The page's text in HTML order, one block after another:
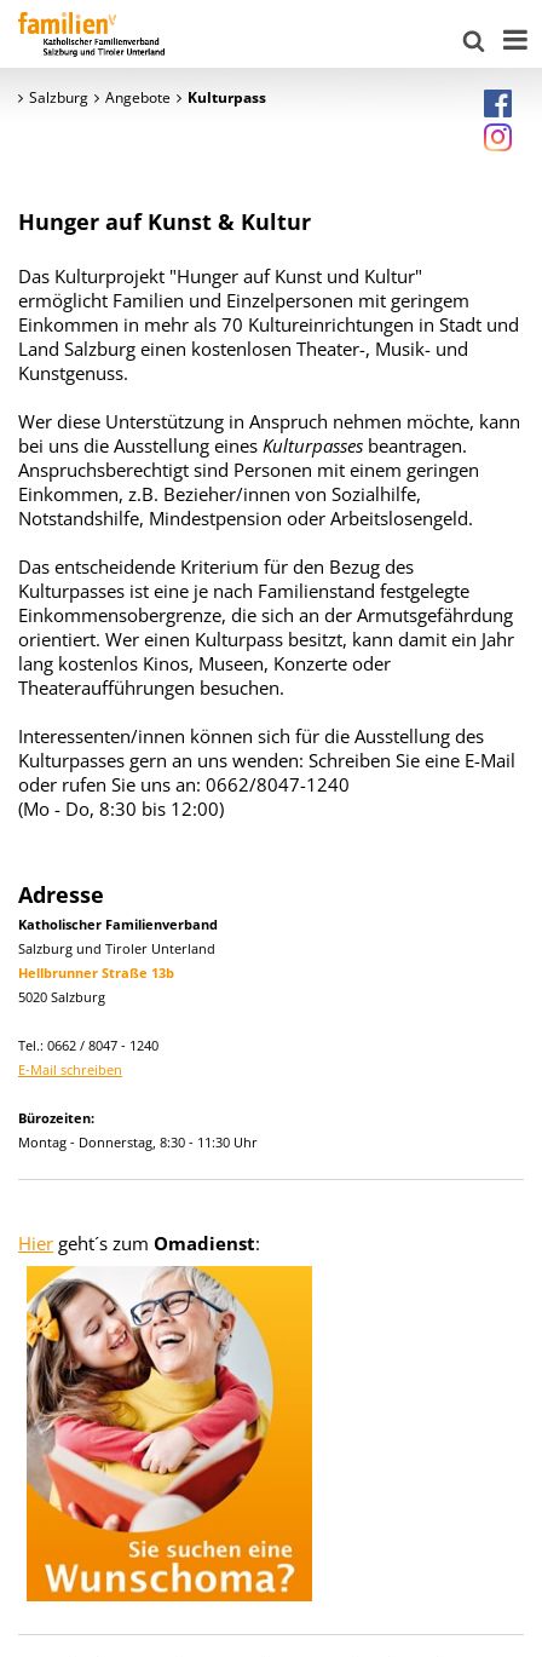
Salzburg Angebote Kulturpass
Hunger auf Kunst & Kultur
Das Kulturprojekt "Hunger auf Kunst und Kultur"
ermöglicht Familien und Einzelpersonen mit geringem
Einkommen in mehr als 70 Kultureinrichtungen in Stadt und
Land Salzburg einen kostenlosen Theater-, Musik- und
Kunstgenuss.
Wer diese Unterstützung in Anspruch nehmen möchte, kann
bei uns die Ausstellung eines Kulturpasses beantragen.
Anspruchsberechtigt sind Personen mit einem geringen
Einkommen, z.B. Bezieher/innen von Sozialhilfe,
Notstandshilfe, Mindestpension oder Arbeitslosengeld.
Das entscheidende Kriterium für den Bezug des
Kulturpasses ist eine je nach Familienstand festgelegte
Einkommensobergrenze, die sich an der Armutsgefährdung
orientiert. Wer einen Kulturpass besitzt, kann damit ein Jahr
lang kostenlos Kinos, Museen, Konzerte oder
Theateraufführungen besuchen.
Interessenten/innen können sich für die Ausstellung des
Kulturpasses gern an uns wenden: Schreiben Sie eine E-Mail
oder rufen Sie uns an: 0662/8047-1240
(Mo - Do, 8:30 bis 12:00)
Adresse
Katholischer Familienverband
Salzburg und Tiroler Unterland
Hellbrunner Straße 13b
5020 Salzburg
Tel.: 0662 / 8047 - 1240
E-Mail schreiben
Bürozeiten:
Montag - Donnerstag, 8:30 - 11:30 Uhr
Hier geht´s zum Omadienst: